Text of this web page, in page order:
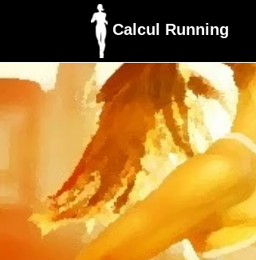
Calcul Running